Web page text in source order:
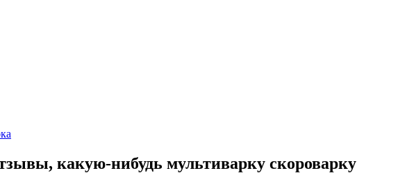
какую-нибудь мультиварку скороварку